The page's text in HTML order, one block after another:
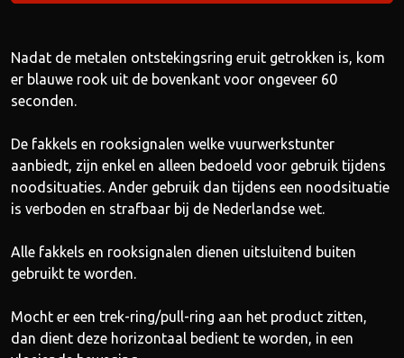
Nadat de metalen ontstekingsring eruit getrokken is, kom
er blauwe rook uit de bovenkant voor ongeveer 60
seconden.
De fakkels en rooksignalen welke vuurwerkstunter
aanbiedt, zijn enkel en alleen bedoeld voor gebruik tijdens
noodsituaties. Ander gebruik dan tijdens een noodsituatie
is verboden en strafbaar bij de Nederlandse wet.
Alle fakkels en rooksignalen dienen uitsluitend buiten
gebruikt te worden.
Mocht er een trek-ring/pull-ring aan het product zitten,
dan dient deze horizontaal bedient te worden, in een